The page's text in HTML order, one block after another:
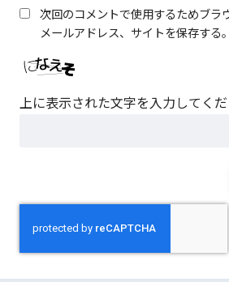
次回のコメントで使用するためブラ
メールアドレス、サイトを保存する。
上に表示された文字を入力してくだ